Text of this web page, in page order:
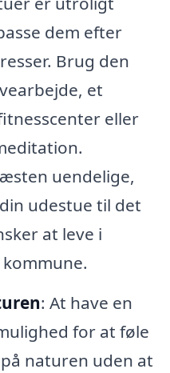
dem efter
Brug den
et
eller
uendelige,
udestue til det
at leve i
: At have en
for at føle
naturen uden at